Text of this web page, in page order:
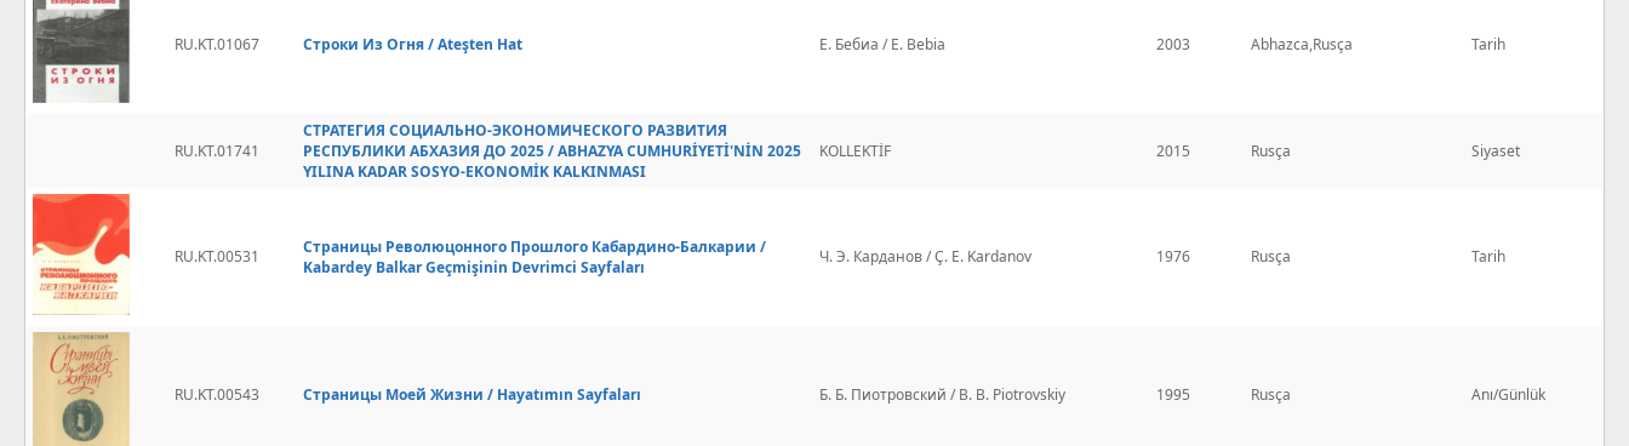
RU.KT.01067 Строки Из Огня / Ateşten Hat Е. Бебиа / E. Bebia 2003 Abhazca,Rusça Tarih
RU.KT.01741
СТРАТЕГИЯ СОЦИАЛЬНО-ЭКОНОМИЧЕСКОГО РАЗВИТИЯ
РЕСПУБЛИКИ АБХАЗИЯ ДО 2025 / ABHAZYA CUMHURİYETİ'NİN 2025
YILINA KADAR SOSYO-EKONOMİK KALKINMASI
KOLLEKTİF 2015 Rusça Siyaset
RU.KT.00531
Страницы Революцонного Прошлого Кабардино-Балкарии /
Kabardey Balkar Geçmişinin Devrimci Sayfaları
Ч. Э. Карданов / Ç. E. Kardanov 1976 Rusça Tarih
RU.KT.00543 Страницы Моей Жизни / Hayatımın Sayfaları Б. Б. Пиотровский / B. B. Piotrovskiy 1995 Rusça Anı/Günlük